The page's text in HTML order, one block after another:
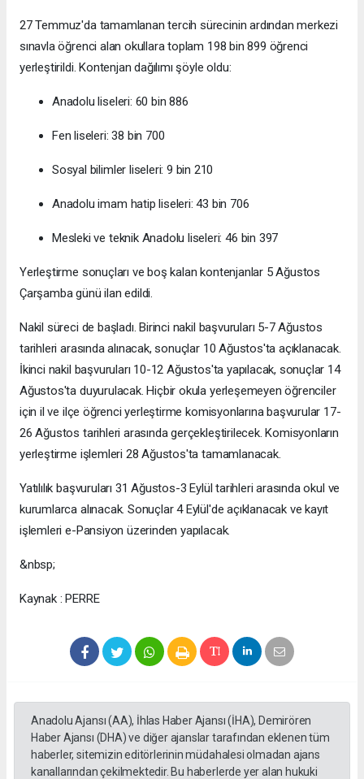
27 Temmuz'da tamamlanan tercih sürecinin ardından merkezi
sınavla öğrenci alan okullara toplam 198 bin 899 öğrenci
yerleştirildi. Kontenjan dağılımı şöyle oldu:
Anadolu liseleri: 60 bin 886
Fen liseleri: 38 bin 700
Sosyal bilimler liseleri: 9 bin 210
Anadolu imam hatip liseleri: 43 bin 706
Mesleki ve teknik Anadolu liseleri: 46 bin 397
Yerleştirme sonuçları ve boş kalan kontenjanlar 5 Ağustos
Çarşamba günü ilan edildi.
Nakil süreci de başladı. Birinci nakil başvuruları 5-7 Ağustos
tarihleri arasında alınacak, sonuçlar 10 Ağustos'ta açıklanacak.
İkinci nakil başvuruları 10-12 Ağustos'ta yapılacak, sonuçlar 14
Ağustos'ta duyurulacak. Hiçbir okula yerleşemeyen öğrenciler
için il ve ilçe öğrenci yerleştirme komisyonlarına başvurular 17-
26 Ağustos tarihleri arasında gerçekleştirilecek. Komisyonların
yerleştirme işlemleri 28 Ağustos'ta tamamlanacak.
Yatılılık başvuruları 31 Ağustos-3 Eylül tarihleri arasında okul ve
kurumlarca alınacak. Sonuçlar 4 Eylül'de açıklanacak ve kayıt
işlemleri e-Pansiyon üzerinden yapılacak.
&nbsp;
Kaynak : PERRE
Anadolu Ajansı (AA), İhlas Haber Ajansı (İHA), Demirören
Haber Ajansı (DHA) ve diğer ajanslar tarafından eklenen tüm
haberler, sitemizin editörlerinin müdahalesi olmadan ajans
kanallarından çekilmektedir. Bu haberlerde yer alan hukuki